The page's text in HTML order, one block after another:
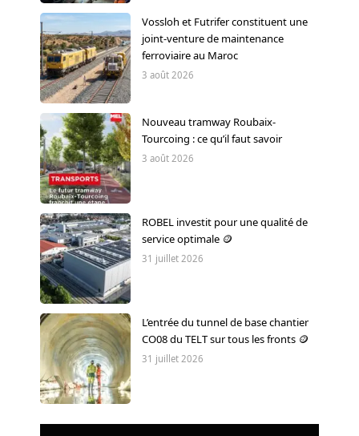
Vossloh et Futrifer constituent une
joint-venture de maintenance
ferroviaire au Maroc
3 août 2026
Nouveau tramway Roubaix-
Tourcoing : ce qu’il faut savoir
3 août 2026
ROBEL investit pour une qualité de
service optimale 🪙
31 juillet 2026
L’entrée du tunnel de base chantier
CO08 du TELT sur tous les fronts 🪙
31 juillet 2026